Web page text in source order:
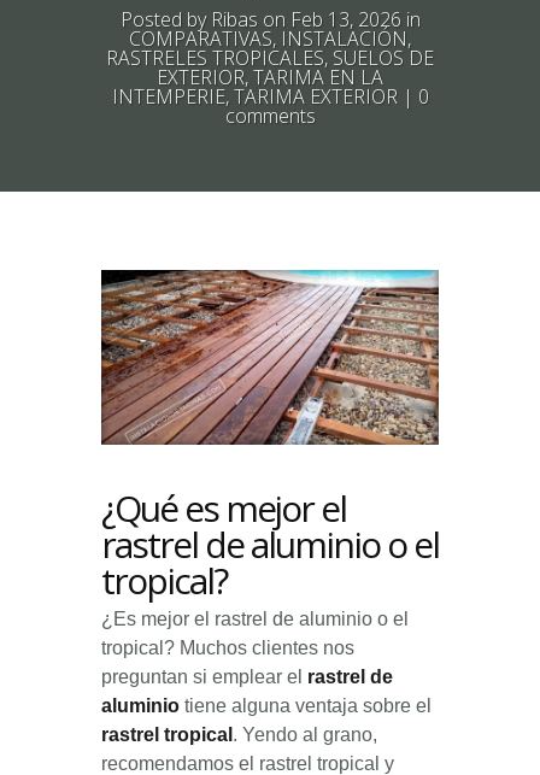
Posted by Ribas on Feb 13, 2026 in
COMPARATIVAS, INSTALACIÓN,
RASTRELES TROPICALES, SUELOS DE
EXTERIOR,TARIMA EN LA
INTEMPERIE,TARIMA EXTERIOR| 0
comments
¿Qué es mejor el
rastrel de aluminio o el
tropical?
¿Es mejor el rastrel de aluminio o el
tropical? Muchos clientes nos
preguntan si emplear el rastrel de
aluminio tiene alguna ventaja sobre el
rastrel tropical . Yendo al grano,
recomendamos el rastrel tropical y